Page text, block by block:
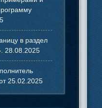
в раздел
28.08.2025
25.02.2025